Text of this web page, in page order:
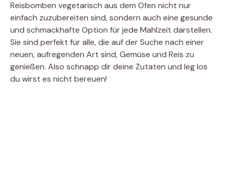
Reisbomben vegetarisch aus dem Ofen nicht nur
einfach zuzubereiten sind, sondern auch eine gesunde
und schmackhafte Option für jede Mahlzeit darstellen.
Sie sind perfekt für alle, die auf der Suche nach einer
neuen, aufregenden Art sind, Gemüse und Reis zu
genießen. Also schnapp dir deine Zutaten und leg los 
du wirst es nicht bereuen!